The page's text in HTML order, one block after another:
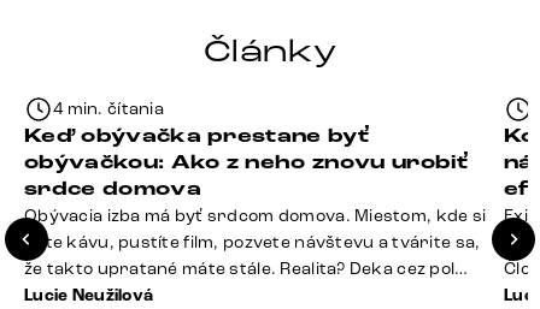
Články
4 min. čítania
Keď obývačka prestane byť
obývačkou: Ako z neho znovu urobiť
srdce domova
Obývacia izba má byť srdcom domova. Miestom, kde si
dáte kávu, pustíte film, pozvete návštevu a tvárite sa,
že takto upratané máte stále. Realita? Deka cez pol
sedačky, ovládač záhadne zmizol, konferenčný stolík
Lucie Neužilová